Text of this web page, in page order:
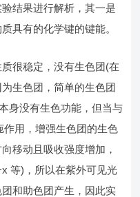
结果进行解析，其一是
具有的化学键的键能。
很稳定，没有生色团(在
生色团，简单的生色团
身没有生色功能，但当与
用，增强生色团的生色
移动且吸收强度增加，
等)，所以在紫外可见光
和助色团产生，因此实